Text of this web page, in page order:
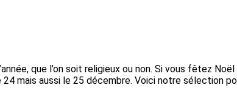
que l’on soit religieux ou non. Si vous fêtez Noël
mais aussi le 25 décembre. Voici notre sélection